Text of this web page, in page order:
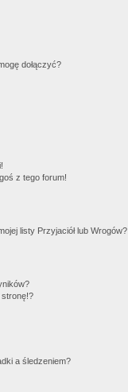
dołączyć?
z tego forum!
listy Przyjaciół lub Wrogów?
a śledzeniem?